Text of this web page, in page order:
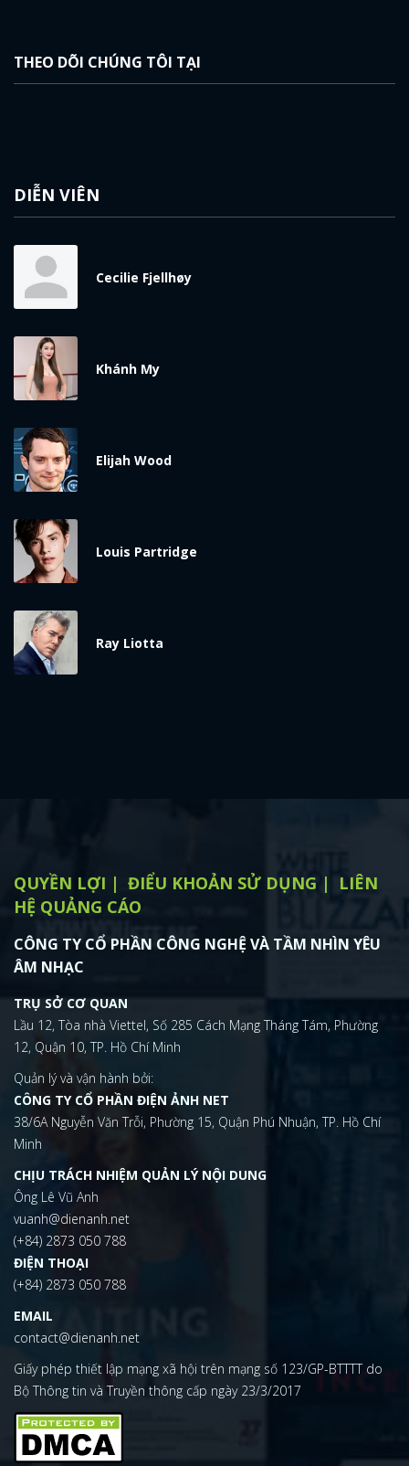
ĐĂNG NHẬP
THEO DÕI CHÚNG TÔI TẠI
DIỄN VIÊN
Cecilie Fjellhøy
Khánh My
Elijah Wood
Louis Partridge
Ray Liotta
QUYỀN LỢI ĐIỂU KHOẢN SỬ DỤNG
LIÊN
HỆ QUẢNG CÁO
CÔNG TY CỔ PHẦN CÔNG NGHỆ VÀ TẦM NHÌN YÊU
ÂM NHẠC
TRỤ SỞ CƠ QUAN
Lầu 12, Tòa nhà Viettel, Số 285 Cách Mạng Tháng Tám, Phường
12, Quận 10, TP. Hồ Chí Minh
Quản lý và vận hành bởi:
CÔNG TY CỔ PHẦN ĐIỆN ẢNH NET
38/6A Nguyễn Văn Trỗi, Phường 15, Quận Phú Nhuận, TP. Hồ Chí
Minh
CHỊU TRÁCH NHIỆM QUẢN LÝ NỘI DUNG
Ông Lê Vũ Anh
vuanh@dienanh.net
(+84) 2873 050 788
ĐIỆN THOẠI
(+84) 2873 050 788
EMAIL
contact@dienanh.net
Giấy phép thiết lập mạng xã hội trên mạng số 123/GP-BTTTT do
Bộ Thông tin và Truyền thông cấp ngày 23/3/2017